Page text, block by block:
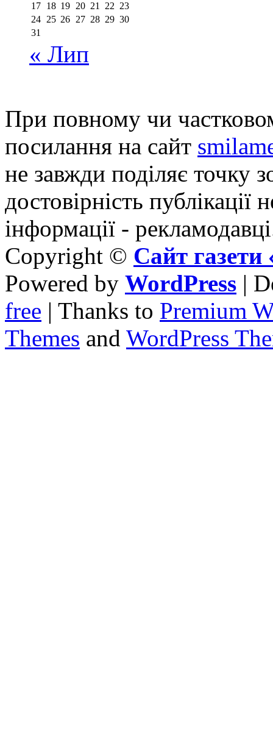
17 18 19 20 21 22 23
24 25 26 27 28 29 30
31
« Лип
При повному чи
посилання на сайт
не завжди поділяє точку
достовірність публікації
інформації -
Copyright © Сайт
Powered by WordPress |
free | Thanks to Premium
Themes and WordPress